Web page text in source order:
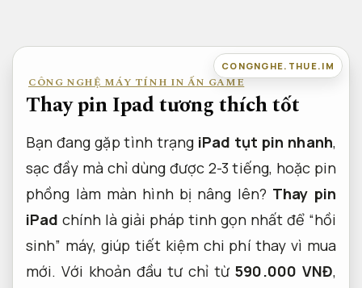
nội
dung
CONGNGHE.THUE.IM
CÔNG NGHỆ MÁY TÍNH IN ẤN GAME
Thay pin Ipad tương thích tốt
Bạn đang gặp tình trạng iPad tụt pin nhanh,
sạc đầy mà chỉ dùng được 2-3 tiếng, hoặc pin
phồng làm màn hình bị nâng lên? Thay pin
iPad chính là giải pháp tinh gọn nhất để “hồi
sinh” máy, giúp tiết kiệm chi phí thay vì mua
mới. Với khoản đầu tư chỉ từ 590.000 VNĐ,